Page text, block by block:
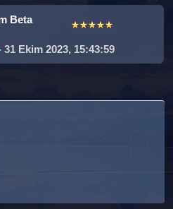
Beta
31 Ekim 2023, 15:43:59